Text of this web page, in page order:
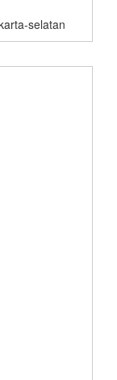
selatan